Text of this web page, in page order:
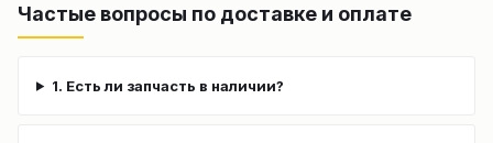
Частые вопросы по доставке и оплате
1. Есть ли запчасть в наличии?